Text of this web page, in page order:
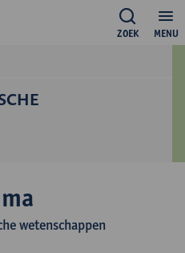
MENU
ZOEK
wetenschappen